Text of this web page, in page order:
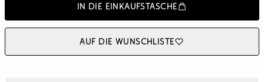
In die Einkaufstasche
Auf die Wunschliste